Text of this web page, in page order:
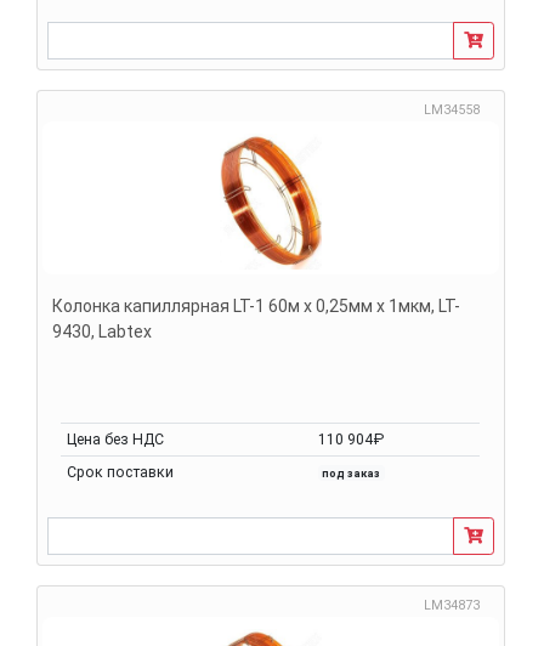
LM34558
Колонка капиллярная LT-1 60м х 0,25мм х 1мкм, LT-
9430, Labtex
Цена без НДС
110 904₽
Срок поставки
под заказ
LM34873